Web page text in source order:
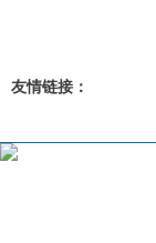
友情链接：